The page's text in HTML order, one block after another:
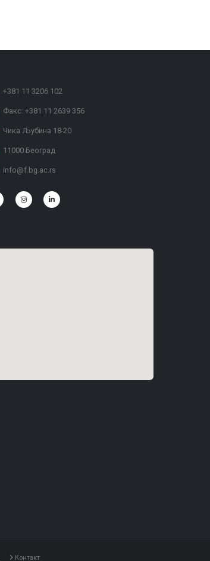
+381 11 3206 102
Факс: +381 11 2639 356
Чика Љубина 18-20
11000 Београд
info@f.bg.ac.rs
Контакт